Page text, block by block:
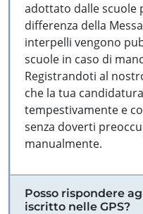
adottato dalle scuole
differenza della
interpelli vengono
scuole in caso di
Registrandoti al
che la tua
tempestivamente e
senza doverti
manualmente.
Posso rispondere
iscritto nelle GPS?